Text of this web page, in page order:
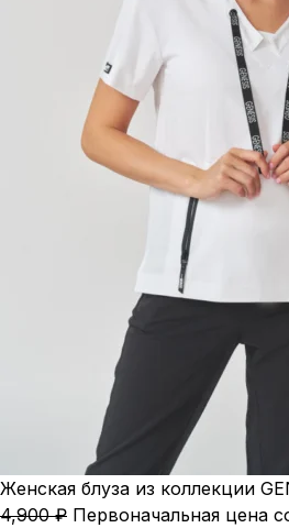
Женская блуза из коллекции
4,900₽ Первоначальная цена